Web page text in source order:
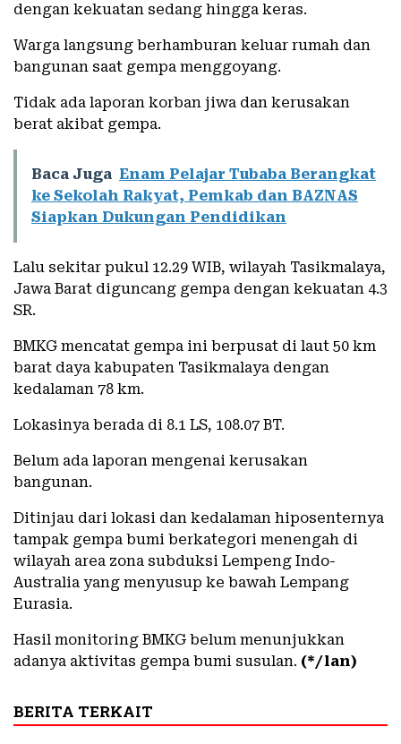
dengan kekuatan sedang hingga keras.
Warga langsung berhamburan keluar rumah dan
bangunan saat gempa menggoyang.
Tidak ada laporan korban jiwa dan kerusakan
berat akibat gempa.
Baca Juga Enam Pelajar Tubaba Berangkat
ke Sekolah Rakyat, Pemkab dan BAZNAS
Siapkan Dukungan Pendidikan
Lalu sekitar pukul 12.29 WIB, wilayah Tasikmalaya,
Jawa Barat diguncang gempa dengan kekuatan 4.3
SR.
BMKG mencatat gempa ini berpusat di laut 50 km
barat daya kabupaten Tasikmalaya dengan
kedalaman 78 km.
Lokasinya berada di 8.1 LS, 108.07 BT.
Belum ada laporan mengenai kerusakan
bangunan.
Ditinjau dari lokasi dan kedalaman hiposenternya
tampak gempa bumi berkategori menengah di
wilayah area zona subduksi Lempeng Indo-
Australia yang menyusup ke bawah Lempang
Eurasia.
Hasil monitoring BMKG belum menunjukkan
adanya aktivitas gempa bumi susulan. (*/lan)
BERITA TERKAIT